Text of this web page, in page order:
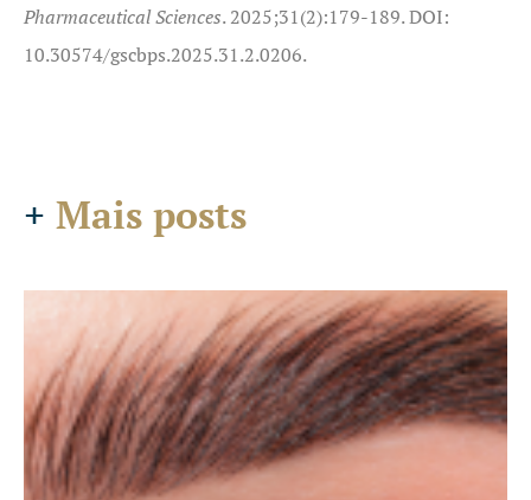
Pharmaceutical Sciences. 2025;31(2):179-189. DOI:
10.30574/gscbps.2025.31.2.0206.
+ Mais posts